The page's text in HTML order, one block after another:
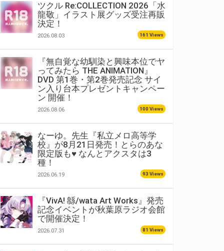
ツクル Re:COLLECTION 2026「水
龍敬」イラスト展グッズ受注再販
決定！
2026.08.03 161 Views
『無自覚な幼馴染と興味本位でヤ
ってみたら THE ANIMATION』
DVD 第1巻・第2巻発売記念 サイ
ン入り台本プレゼントキャンペー
ン 開催！
2026.08.06 100 Views
なーゆ。先生『私立メロ高等学
校』が8月21日発売！とらのあな
限定版も♥ なんとアクスタは3
種！
2026.06.19 93 Views
『VivA! 緜/wata Art Works』発売
記念イベントが秋葉原ラジオ会館
で開催決定！
2026.07.31 81 Views